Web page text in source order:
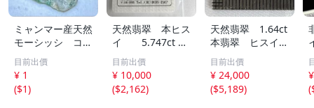
ミャンマー産天然
モーシッシ コス
モクロア 翡翠輝
石 原石20.16g^
^激レア石^ ^
目前出價
¥ 1
($1)
天然翡翠 本ヒス
イ 5.747ct 日
宝協ソーティン
グ ルース
天然ひすい
目前出價
¥ 10,000
($2,162)
天然翡翠 1.64ct
本翡翠 ヒスイ
ジェイダイト ル
ース
目前出價
¥ 24,000
($5,189)
(